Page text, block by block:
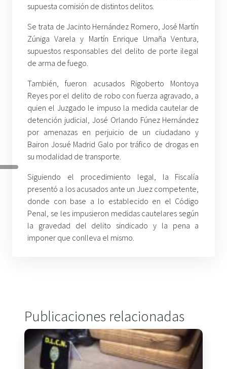
supuesta comisión de distintos delitos.
Se trata de Jacinto Hernández Romero, José Martín
Zúniga Varela y Martín Enrique Umaña Ventura,
supuestos responsables del delito de porte ilegal
de arma de fuego.
También, fueron acusados Rigoberto Montoya
Reyes por el delito de robo con fuerza agravado, a
quien el Juzgado le impuso la medida cautelar de
detención judicial, José Orlando Fúnez Hernández
por amenazas en perjuicio de un ciudadano y
Bairon Josué Madrid Galo por tráfico de drogas en
su modalidad de transporte.
Siguiendo el procedimiento legal, la Fiscalía
presentó a los acusados ante un Juez competente,
donde con base a lo establecido en el Código
Penal, se les impusieron medidas cautelares según
la gravedad del delito sindicado y la pena a
imponer que conlleva el mismo.
Publicaciones relacionadas